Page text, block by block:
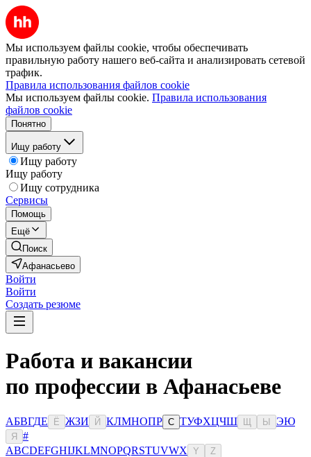
Мы используем файлы cookie, чтобы обеспечивать
правильную работу нашего веб-сайта и анализировать сетевой
трафик.
Правила использования файлов cookie
Мы используем файлы cookie. Правила использования
файлов cookie
Понятно
Ищу работу
Ищу работу
Ищу работу
Ищу сотрудника
Сервисы
Помощь
Ещё
Поиск
Афанасьево
Войти
Войти
Создать резюме
Работа и вакансии
по профессии в Афанасьеве
АБВГДЕ Ё ЖЗИ Й КЛМНОПР С ТУФХЦЧШ Ы ЭЮ
Я
#
ABCDEFGHIJKLMNOPQRSTUVWX Y Z